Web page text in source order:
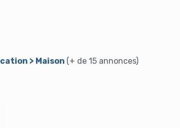
> Maison (+ de 15 annonces)